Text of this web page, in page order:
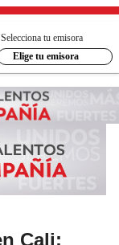
Selecciona tu emisora
Elige tu emisora
Cali: